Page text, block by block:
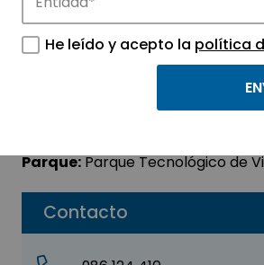
Contacto
NOVOBERBÉS
AGROALIMENTACIÓN -
Parque:Parque Tecnológico de
He leído y acepto la política